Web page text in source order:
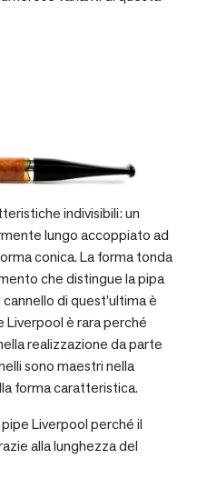
indivisibili: un
lungo accoppiato ad
conica. La forma tonda
che distingue la pipa
di quest’ultima è
Liverpool è rara perché
realizzazione da parte
sono maestri nella
forma caratteristica.
Liverpool perché il
alla lunghezza del